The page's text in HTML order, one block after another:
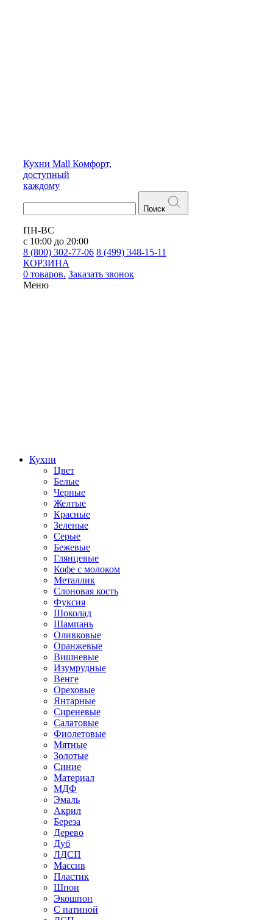
Кухни Mall Комфорт,
доступный
каждому
Поиск
ПН-ВС
с 10:00 до 20:00
8 (800) 302-77-06 8 (499) 348-15-11
КОРЗИНА
0 товаров. Заказать звонок
Меню
Кухни
Цвет
Белые
Черные
Желтые
Красные
Зеленые
Серые
Бежевые
Глянцевые
Кофе с молоком
Металлик
Слоновая кость
Фуксия
Шоколад
Шампань
Оливковые
Оранжевые
Вишневые
Изумрудные
Венге
Ореховые
Янтарные
Сиреневые
Салатовые
Фиолетовые
Мятные
Золотые
Синие
Материал
МДФ
Эмаль
Акрил
Береза
Дерево
Дуб
ЛДСП
Массив
Пластик
Шпон
Экошпон
С патиной